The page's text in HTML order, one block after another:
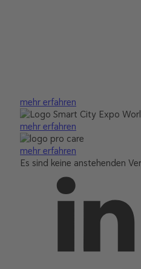
mehr erfahren
mehr erfahren
mehr erfahren
Es sind keine anstehenden